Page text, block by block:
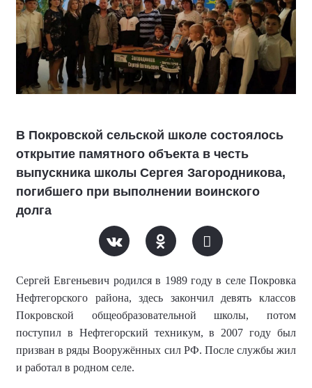
В Покровской сельской школе состоялось
открытие памятного объекта в честь
выпускника школы Сергея Загородникова,
погибшего при выполнении воинского
долга
Сергей Евгеньевич родилсяв 1989 году в селе Покровка
Нефтегорского района, здесь закончил девять классов
Покровской общеобразовательной школы, потом
поступил в Нефтегорский техникум, в 2007 году был
призван в ряды Вооружённых сил РФ. После службы жил
и работал в родном селе.